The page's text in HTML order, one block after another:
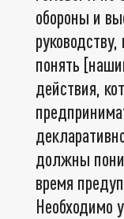
обороны и
понять
действия,
должны
время
Необходимо